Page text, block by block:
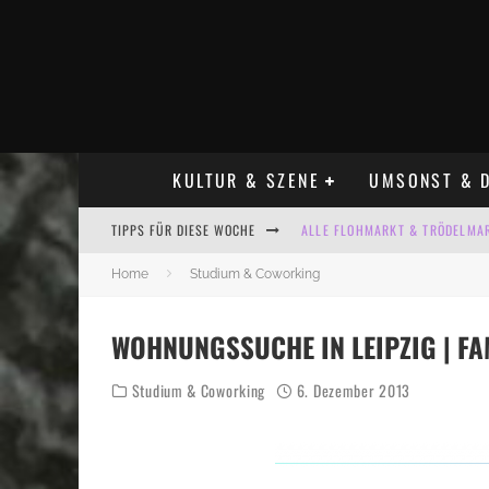
KULTUR & SZENE UMSONST &
TIPPS FÜR DIESE WOCHE ALLE FLOHMARKT &
LADYFASHION FLOHMARKT
Home Studium & Coworking
WOHNUNGSSUCHE IN LEIPZIG |
Studium & Coworking 6. Dezember 2013